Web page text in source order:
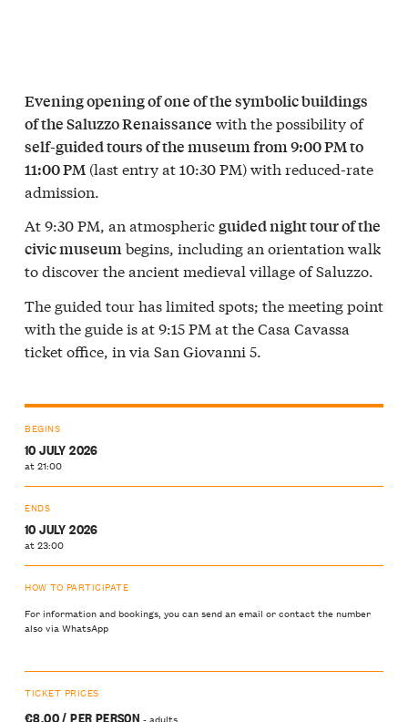
Evening opening of one of the symbolic buildings
of the Saluzzo Renaissance with the possibility of
self-guided tours of the museum from 9:00 PM to
11:00 PM (last entry at 10:30 PM) with reduced-rate
admission.
At 9:30 PM, an atmosphericguided night tour of the
civic museumbegins, including an orientation walk
to discover the ancient medieval village of Saluzzo.
The guided tour has limited spots; the meeting point
with the guide is at 9:15 PM at the Casa Cavassa
ticket office, in via San Giovanni 5.
BEGINS
10 JULY 2026
at 21:00
ENDS
10 JULY 2026
at 23:00
HOW TO PARTICIPATE
For information and bookings, you can send an email or contact the number
also via WhatsApp
TICKET PRICES
€8.00 / PER PERSON - adults